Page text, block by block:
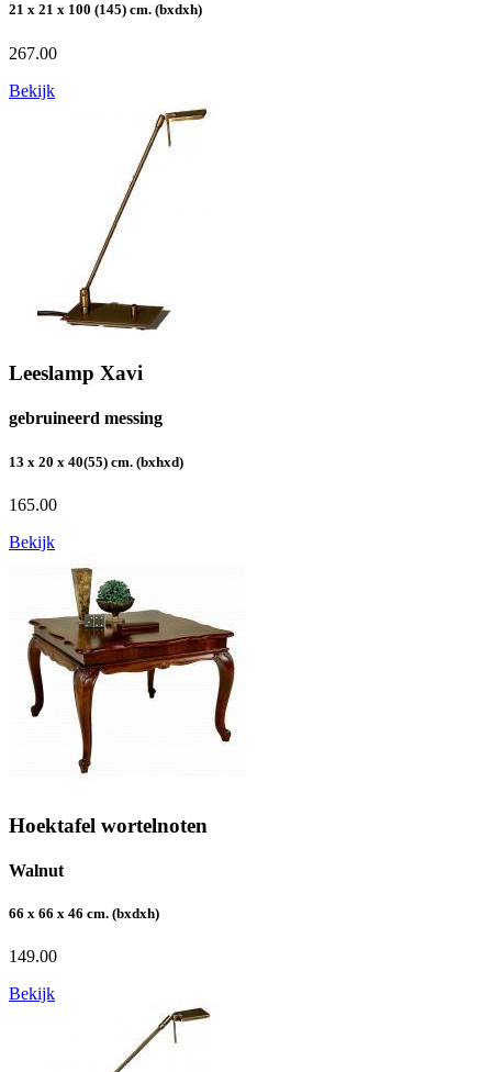
21 x 21 x 100 (145) cm. (bxdxh)
267.00
Bekijk
Leeslamp Xavi
gebruineerd messing
13 x 20 x 40(55) cm. (bxhxd)
165.00
Bekijk
Hoektafel wortelnoten
Walnut
66 x 66 x 46 cm. (bxdxh)
149.00
Bekijk